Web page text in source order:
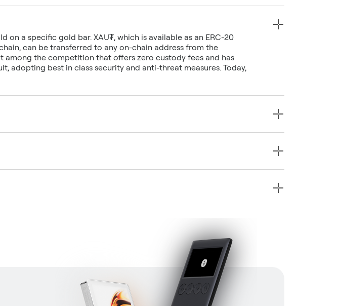
a specific gold bar. XAU₮, which is available as an ERC-20
can be transferred to any on-chain address from the
among the competition that offers zero custody fees and has
adopting best in class security and anti-threat measures. Today,